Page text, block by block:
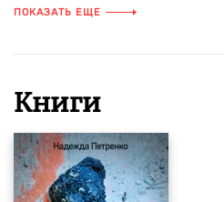
ЖУРНАЛИСТ
ЖУРНАЛИСТИКА
ПОКАЗАТЬ ЕЩЕ
Книги